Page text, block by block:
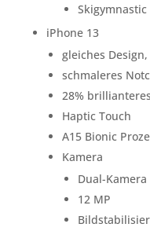
Skigymnastic
iPhone 13
gleiches
schmaleres
28%
Haptic Touch
A15 Bionic
Kamera
Dual-Kamera
12 MP